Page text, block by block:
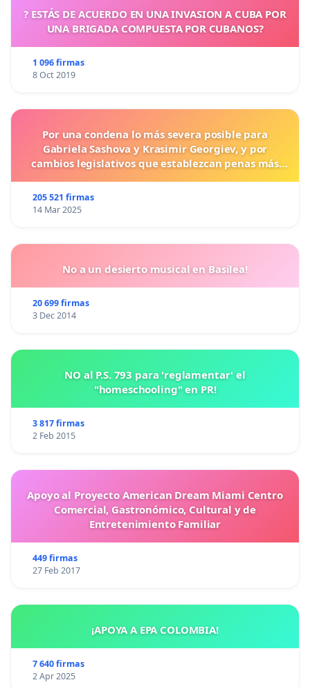
? ESTÁS DE ACUERDO EN UNA INVASION A CUBA POR
UNA BRIGADA COMPUESTA POR CUBANOS?
1 096 firmas
8 Oct 2019
Por una condena lo más severa posible para
Gabriela Sashova y Krasimir Georgiev, y por
cambios legislativos que establezcan penas más
205 521 firmas
14 Mar 2025
No a un desierto musical en Basilea!
20 699 firmas
3 Dec 2014
NO al P.S. 793 para 'reglamentar' el
"homeschooling" en PR!
3 817 firmas
2 Feb 2015
Apoyo al Proyecto American Dream Miami Centro
Comercial, Gastronómico, Cultural y de
Entretenimiento Familiar
449 firmas
27 Feb 2017
¡APOYA A EPA COLOMBIA!
7 640 firmas
2 Apr 2025